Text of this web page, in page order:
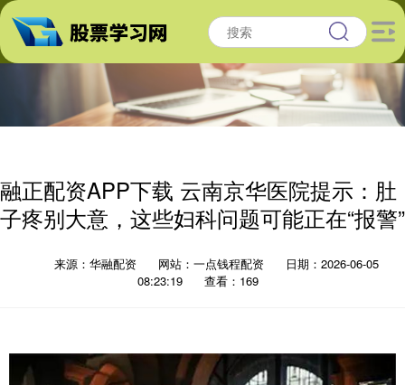
融正配资APP下载 云南京华医院提示：肚
子疼别大意，这些妇科问题可能正在“报警”
来源：华融配资 网站：一点钱程配资
日期：2026-06-05
08:23:19
查看：169